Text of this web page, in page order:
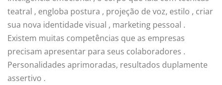
teatral , engloba postura , projeção de voz, estilo , criar
sua nova identidade visual , marketing pessoal .
Existem muitas competências que as empresas
precisam apresentar para seus colaboradores .
Personalidades aprimoradas, resultados duplamente
assertivo .